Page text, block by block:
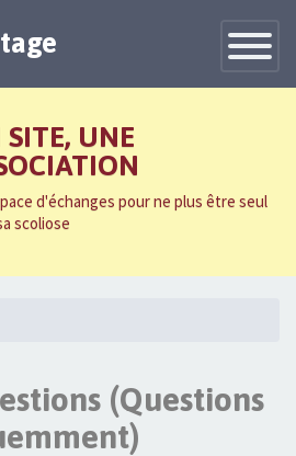
Toggle
SITE, UNE
d'échanges pour ne plus être seul
scoliose
(Questions